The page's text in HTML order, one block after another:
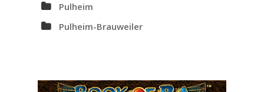
Pulheim
Pulheim-Brauweiler